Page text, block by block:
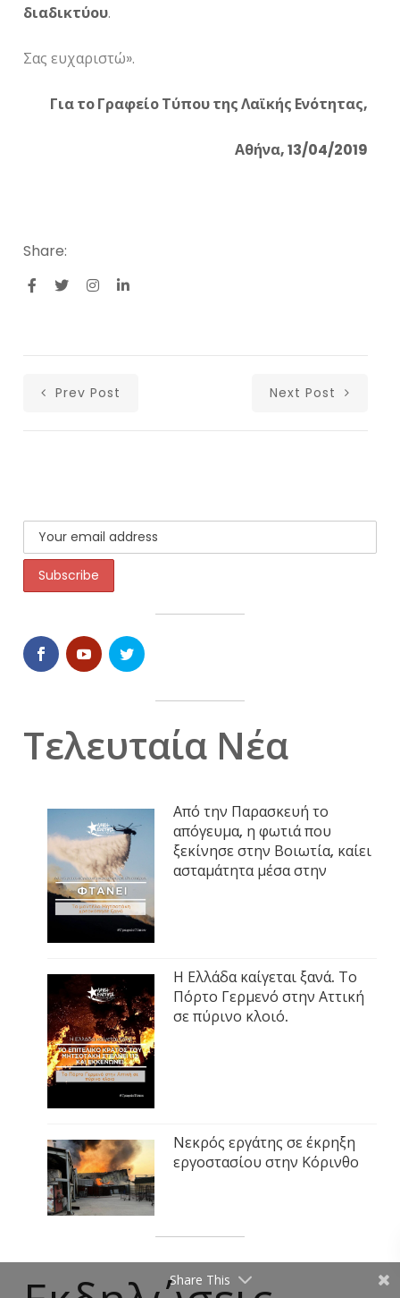
διαδικτύου.
Σας ευχαριστώ».
Για το Γραφείο Τύπου της Λαϊκής Ενότητας,
Αθήνα, 13/04/2019
Share:
Prev Post Next Post
Τελευταία Νέα
Από την Παρασκευή το
απόγευμα, η φωτιά που
ξεκίνησε στην Βοιωτία, καίει
ασταμάτητα μέσα στην
Η Ελλάδα καίγεται ξανά. Το
Πόρτο Γερμενό στην Αττική
σε πύρινο κλοιό.
Νεκρός εργάτης σε έκρηξη
εργοστασίου στην Κόρινθο
Share This